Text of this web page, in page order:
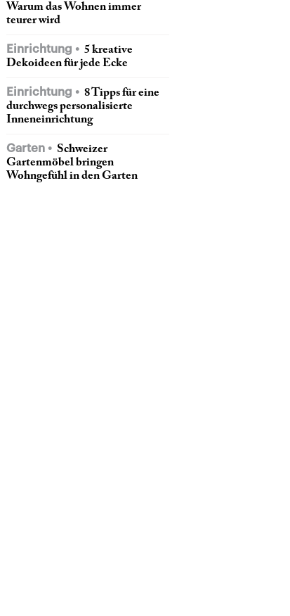
Warum das Wohnen immer
teurer wird
Einrichtung
5 kreative
Dekoideen für jede Ecke
Einrichtung
8 Tipps für eine
durchwegs personalisierte
Inneneinrichtung
Garten
Schweizer
Gartenmöbel bringen
Wohngefühl in den Garten